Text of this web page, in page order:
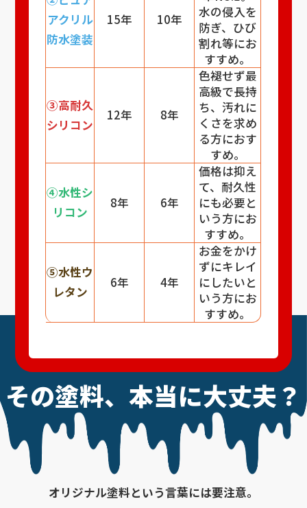
アクリル
防水塗装
15年 10年
水の侵入を
防ぎ、ひび
割れ等にお
すすめ。
③高耐久
シリコン
12年 8年
色褪せず最
高級で長持
ち、汚れに
くさを求め
る方におす
すめ。
④水性シ
リコン
8年 6年
価格は抑え
て、耐久性
にも必要と
いう方にお
すすめ。
⑤水性ウ
レタン
6年 4年
お金をかけ
ずにキレイ
にしたいと
いう方にお
すすめ。
その塗料、本当に大丈夫？
オリジナル塗料という言葉には要注意。